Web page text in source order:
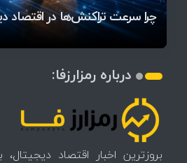
چرا سرعت تراکنش‌ها در اقتصاد
تهدید بیت‌کوین مشخص شد
اتفاق تاریخی در بازار رمزارزها
تغییر می‌کند
کدامند؟
اتفاق مهم در بازار رمزارزها /
میز / ۶۲۲ بیت‌کوین کجا رفت؟
دلار بیت‌کوین
درباره رمزارزفا:
بروزترین اخبار اقتصاد